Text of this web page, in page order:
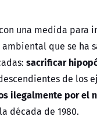
una medida para
que se ha
sacrificar
de los
ilegalmente por el
década de 1980.